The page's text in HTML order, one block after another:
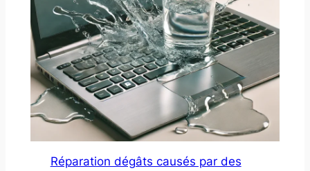
Réparation dégâts causés par des